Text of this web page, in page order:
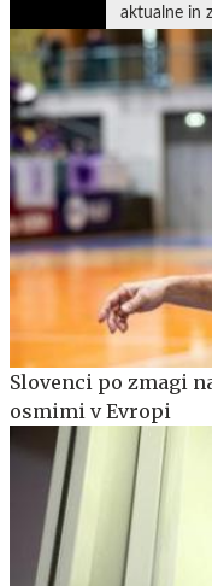
aktualne in
Slovenci po zmagi
osmimi v Evropi